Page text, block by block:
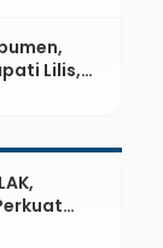
Lilis,
hingga